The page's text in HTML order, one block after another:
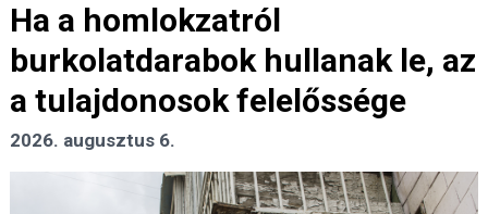
Ha a homlokzatról
burkolatdarabok hullanak le, az
a tulajdonosok felelőssége
2026. augusztus 6.